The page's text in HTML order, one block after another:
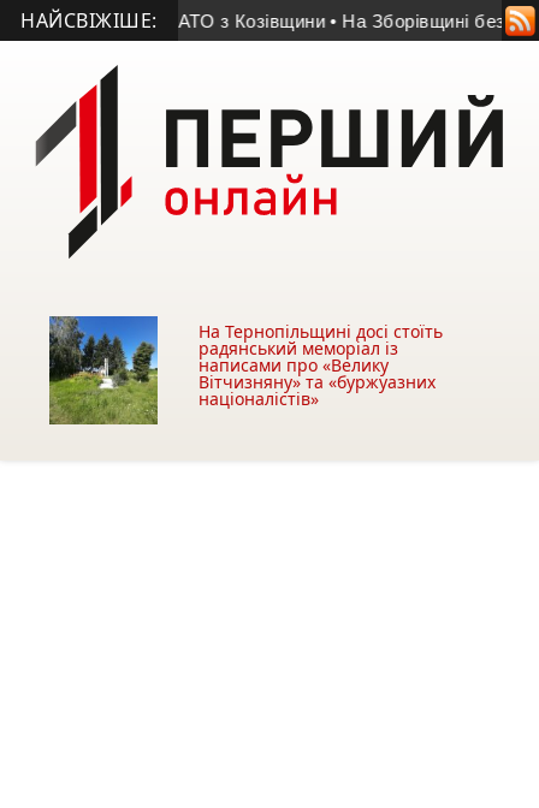
НАЙСВІЖІШЕ:
учасник АТО з Козівщини • На Зборівщині безвісти
На Тернопільщині досі стоїть
радянський меморіал із
написами про «Велику
Вітчизняну» та «буржуазних
націоналістів»